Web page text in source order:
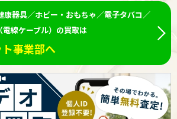
康器具／ホビー・おもちゃ／電子タバコ／
電線ケーブル）の買取は
事業部へ